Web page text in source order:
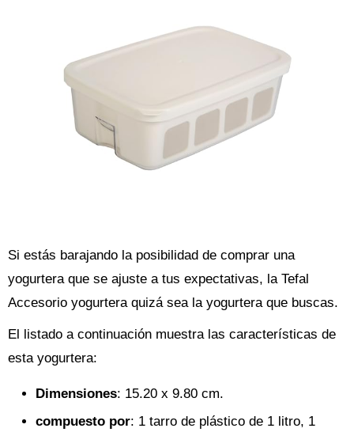
Si estás barajando la posibilidad de comprar una
yogurtera que se ajuste a tus expectativas, la Tefal
Accesorio yogurtera quizá sea la yogurtera que buscas.
El listado a continuación muestra las características de
esta yogurtera:
Dimensiones: 15.20 x 9.80 cm.
compuesto por: 1 tarro de plástico de 1 litro, 1